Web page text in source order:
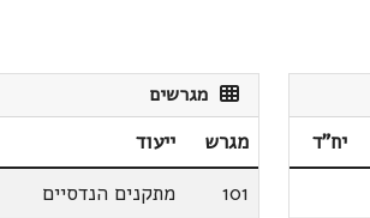
יח"ד
מגרשים
מגרש ייעוד
101
מתקנים הנדסיים